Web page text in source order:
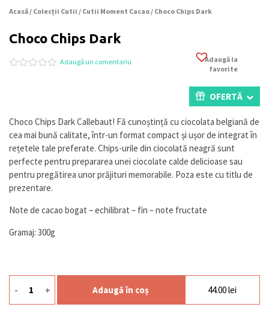
Acasă / Colecții Cutii / Cutii Moment Cacao / Choco Chips Dark
Choco Chips Dark
pe
a
evaluări
la
clienți
Adaugă un comentariu
Adaugă la
favorite
OFERTĂ
Choco Chips Dark Callebaut! Fă cunoștință cu ciocolata belgiană de
cea mai bună calitate, într-un format compact și ușor de integrat în
rețetele tale preferate. Chips-urile din ciocolată neagră sunt
perfecte pentru prepararea unei ciocolate calde delicioase sau
pentru pregătirea unor prăjituri memorabile. Poza este cu titlu de
prezentare.
Note de cacao bogat – echilibrat – fin – note fructate
Gramaj: 300g
Cantitate Choco Chips Dark
- + Adaugă în coș 44.00lei